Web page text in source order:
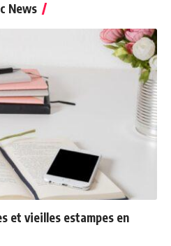
News
et vieilles estampes en